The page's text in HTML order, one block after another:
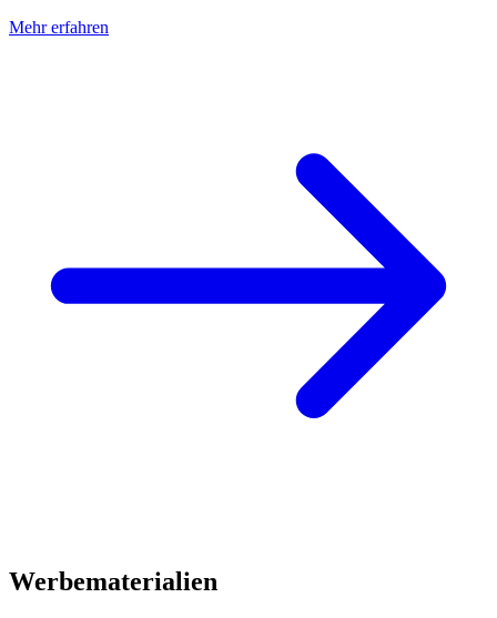
Mehr erfahren
Werbematerialien